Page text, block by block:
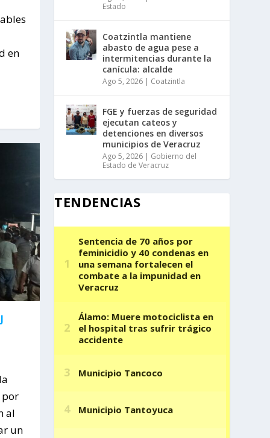
en
por
al
un
Estado
Coatzintla mantiene
abasto de agua pese a
intermitencias durante la
canícula: alcalde
Ago 5, 2026 Coatzintla
FGE y fuerzas de seguridad
ejecutan cateos y
detenciones en diversos
municipios de Veracruz
Ago 5, 2026
Gobierno del
Estado de Veracruz
TENDENCIAS